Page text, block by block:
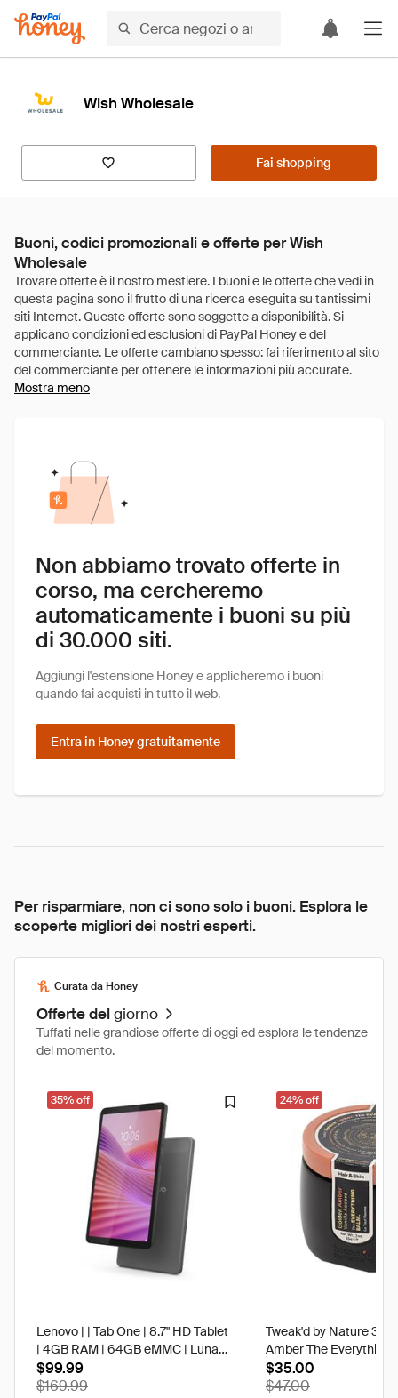
Wish Wholesale
Fai shopping
Buoni, codici promozionali e offerte per Wish
Wholesale
Mostra meno
Non abbiamo trovato offerte in
corso, ma cercheremo
automaticamente i buoni su più
di 30.000 siti.
Aggiungi l'estensione Honey e applicheremo i buoni
quando fai acquisti in tutto il web.
Entra in Honey gratuitamente
Per risparmiare, non ci sono solo i buoni. Esplora le
scoperte migliori dei nostri esperti.
Curata da Honey
Offerte delgiorno
Tuffati nelle grandiose offerte di oggi ed esplora le tendenze
del momento.
35% off
Lenovo | | Tab One | 8.7" HD Tablet
| 4GB RAM | 64GB eMMC | Luna
Grey | Best Buy
$99.99
$169.99
24% off
Tweak'd by Nature 3
Amber The Everything
$35.00
$47.00